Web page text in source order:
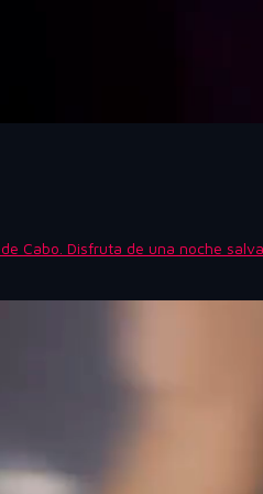
Cabo. Disfruta de una noche